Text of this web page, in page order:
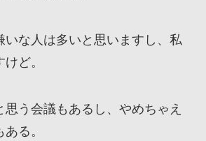
いな人は多いと思いますし、私
ど。
う会議もあるし、やめちゃえ
る。